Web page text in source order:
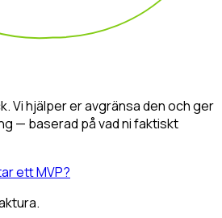
Vi hjälper er avgränsa den och ger
— baserad på vad ni faktiskt
ett MVP?